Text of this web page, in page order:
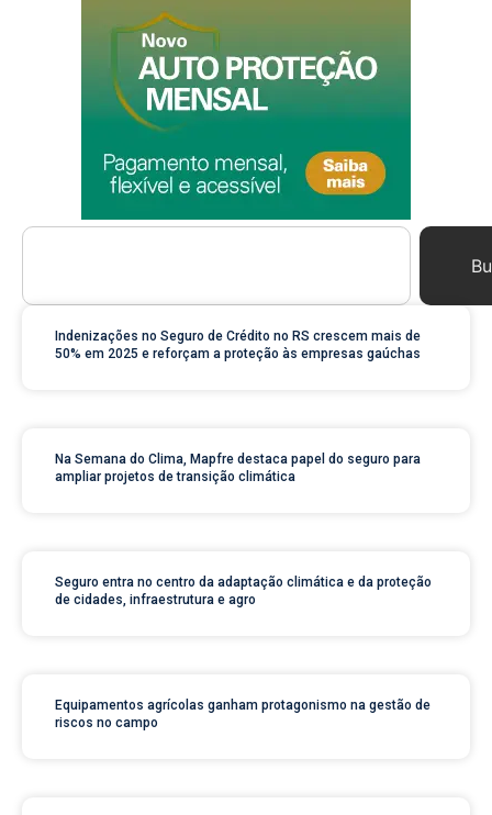
Indenizações no Seguro de Crédito no RS crescem mais de
50% em 2025 e reforçam a proteção às empresas gaúchas
Na Semana do Clima, Mapfre destaca papel do seguro para
ampliar projetos de transição climática
Seguro entra no centro da adaptação climática e da proteção
de cidades, infraestrutura e agro
Equipamentos agrícolas ganham protagonismo na gestão de
riscos no campo